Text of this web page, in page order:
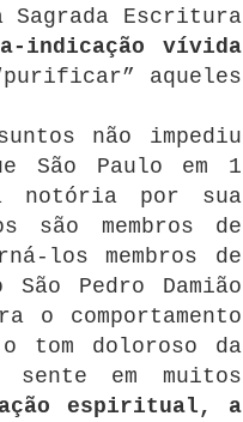
Sagrada Escritura
indicação vívida
aqueles
não impediu
São Paulo em 1
notória por sua
são membros de
los membros de
Pedro Damião
o comportamento
tom doloroso da
em muitos
espiritual, a